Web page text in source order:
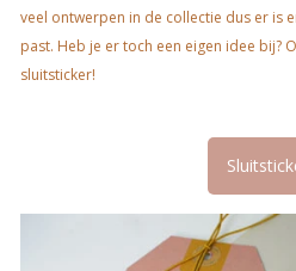
veel ontwerpen in de collectie dus er is
past. Heb je er toch een eigen idee bij?
sluitsticker!